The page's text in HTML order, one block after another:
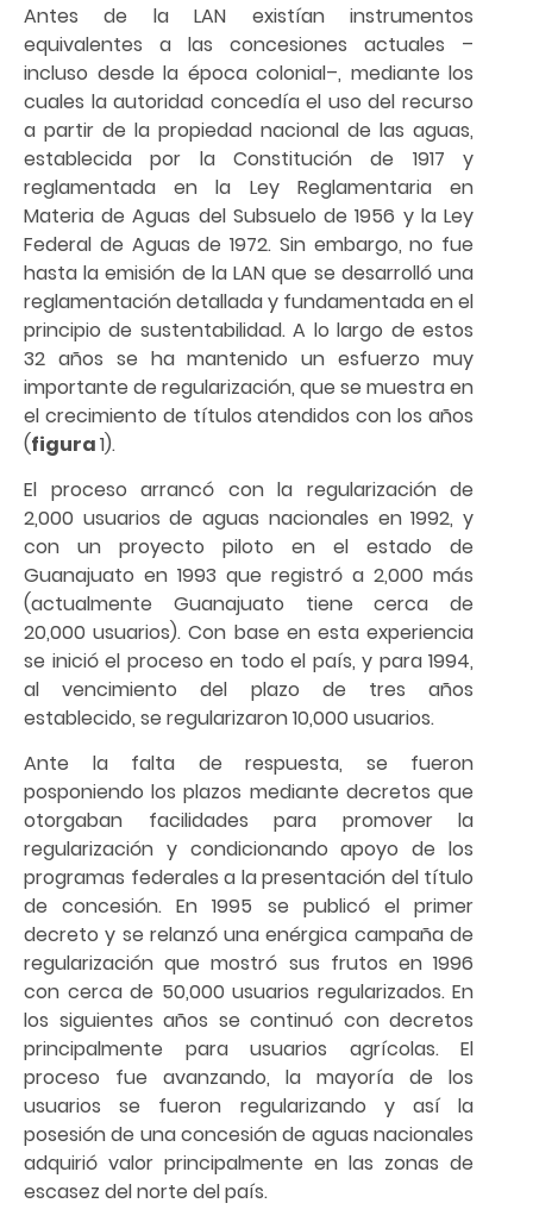
Antes de la LAN existían instrumentos
equivalentes a las concesiones actuales –
incluso desde la época colonial–, mediante los
cuales la autoridad concedía el uso del recurso
a partir de la propiedad nacional de las aguas,
establecida por la Constitución de 1917 y
reglamentada en la Ley Reglamentaria en
Materia de Aguas del Subsuelo de 1956 y la Ley
Federal de Aguas de 1972. Sin embargo, no fue
hasta la emisión de la LAN que se desarrolló una
reglamentación detallada y fundamentada en el
principio de sustentabilidad. A lo largo de estos
32 años se ha mantenido un esfuerzo muy
importante de regularización, que se muestra en
el crecimiento de títulos atendidos con los años
(figura1).
El proceso arrancó con la regularización de
2,000 usuarios de aguas nacionales en 1992, y
con un proyecto piloto en el estado de
Guanajuato en 1993 que registró a 2,000 más
(actualmente Guanajuato tiene cerca de
20,000 usuarios). Con base en esta experiencia
se inició el proceso en todo el país, y para 1994,
al vencimiento del plazo de tres años
establecido, se regularizaron 10,000 usuarios.
Ante la falta de respuesta, se fueron
posponiendo los plazos mediante decretos que
otorgaban facilidades para promover la
regularización y condicionando apoyo de los
programas federales a la presentación del título
de concesión. En 1995 se publicó el primer
decreto y se relanzó una enérgica campaña de
regularización que mostró sus frutos en 1996
con cerca de 50,000 usuarios regularizados. En
los siguientes años se continuó con decretos
principalmente para usuarios agrícolas. El
proceso fue avanzando, la mayoría de los
usuarios se fueron regularizando y así la
posesión de una concesión de aguas nacionales
adquirió valor principalmente en las zonas de
escasez del norte del país.